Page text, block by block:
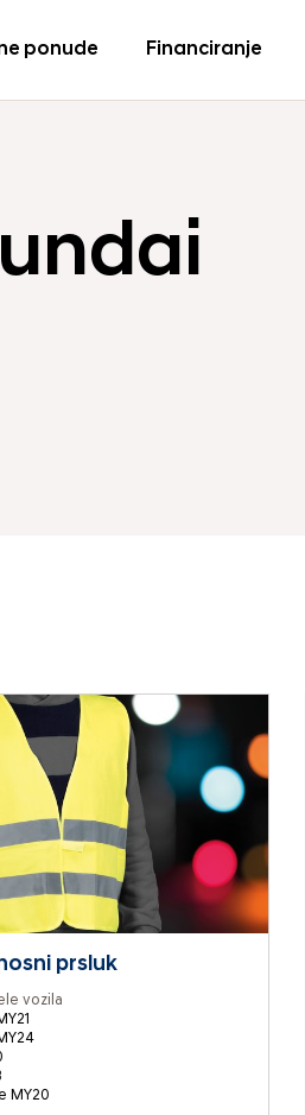
ponude Financiranje
prsluk
vozila
MY20